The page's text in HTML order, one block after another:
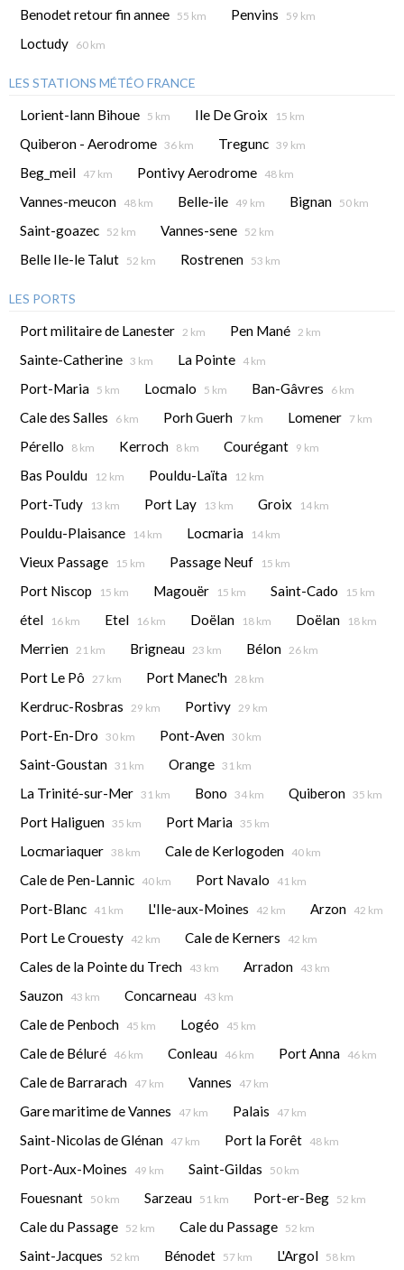
Benodet retour fin annee 55 km Penvins 59 km
Loctudy 60 km
LES STATIONS MÉTÉO FRANCE
Lorient-lann Bihoue 5 km Ile De Groix 15 km
Quiberon - Aerodrome 36 km Tregunc 39 km
Beg_meil 47 km Pontivy Aerodrome 48 km
Vannes-meucon 48 km Belle-ile 49 km Bignan 50 km
Saint-goazec 52 km Vannes-sene 52 km
Belle Ile-le Talut 52 km Rostrenen 53 km
LES PORTS
Port militaire de Lanester 2 km Pen Mané 2 km
Sainte-Catherine 3 km La Pointe 4 km
Port-Maria 5 km Locmalo 5 km Ban-Gâvres 6 km
Cale des Salles 6 km Porh Guerh 7 km Lomener 7 km
Pérello 8 km Kerroch 8 km Courégant 9 km
Bas Pouldu 12 km Pouldu-Laïta 12 km
Port-Tudy 13 km Port Lay 13 km Groix 14 km
Pouldu-Plaisance 14 km Locmaria 14 km
Vieux Passage 15 km Passage Neuf 15 km
Port Niscop 15 km Magouër 15 km Saint-Cado 15 km
étel 16 km Etel 16 km Doëlan 18 km Doëlan 18 km
Merrien 21 km Brigneau 23 km Bélon 26 km
Port Le Pô 27 km Port Manec'h 28 km
Kerdruc-Rosbras 29 km Portivy 29 km
Port-En-Dro 30 km Pont-Aven 30 km
Saint-Goustan 31 km Orange 31 km
La Trinité-sur-Mer 31 km Bono 34 km Quiberon 35 km
Port Haliguen 35 km Port Maria 35 km
Locmariaquer 38 km Cale de Kerlogoden 40 km
Cale de Pen-Lannic 40 km Port Navalo 41 km
Port-Blanc 41 km L'Ile-aux-Moines 42 km Arzon 42 km
Port Le Crouesty 42 km Cale de Kerners 42 km
Cales de la Pointe du Trech 43 km Arradon 43 km
Sauzon 43 km Concarneau 43 km
Cale de Penboch 45 km Logéo 45 km
Cale de Béluré 46 km Conleau 46 km Port Anna 46 km
Cale de Barrarach 47 km Vannes 47 km
Gare maritime de Vannes 47 km Palais 47 km
Saint-Nicolas de Glénan 47 km Port la Forêt 48 km
Port-Aux-Moines 49 km Saint-Gildas 50 km
Fouesnant 50 km Sarzeau 51 km Port-er-Beg 52 km
Cale du Passage 52 km Cale du Passage 52 km
Saint-Jacques 52 km Bénodet 57 km L'Argol 58 km